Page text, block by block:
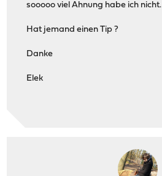
sooooo viel Ahnung habe ich nicht.
Hat jemand einen Tip ?
Danke
Elek